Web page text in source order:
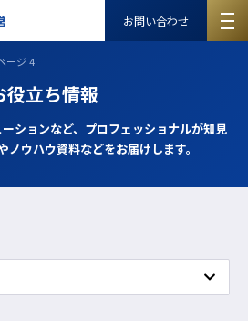
お問い合わせ
ージ 4
役立ち情報
ションなど、プロフェッショナルが知見
ノウハウ資料などをお届けします。